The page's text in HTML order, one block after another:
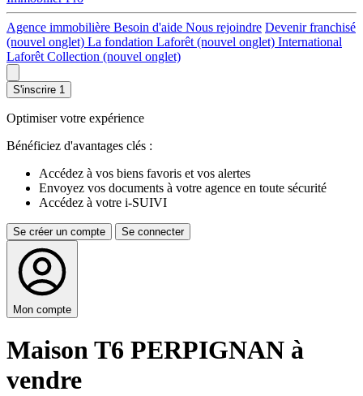
Agence immobilière Besoin d'aide Nous rejoindre Devenir franchisé
(nouvel onglet) La fondation Laforêt (nouvel onglet) International
Laforêt Collection (nouvel onglet)
S'inscrire 1
Optimiser votre expérience
Bénéficiez d'avantages clés :
Accédez à vos biens favoris et vos alertes
Envoyez vos documents à votre agence en toute sécurité
Accédez à votre i-SUIVI
Se créer un compte Se connecter
Mon compte
Maison T6 PERPIGNAN à
vendre